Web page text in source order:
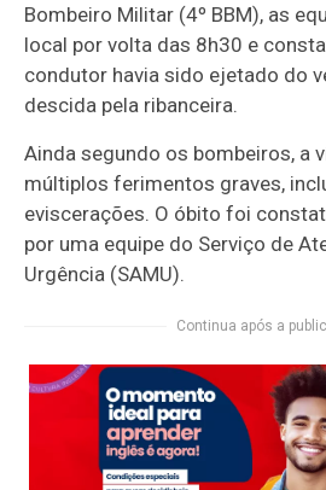
Bombeiro Militar (4º BBM), as
local por volta das 8h30 e
condutor havia sido ejetado do
descida pela ribanceira.
Ainda segundo os bombeiros, a
múltiplos ferimentos graves,
eviscerações. O óbito foi
por uma equipe do Serviço de
Urgência (SAMU).
Continua após a